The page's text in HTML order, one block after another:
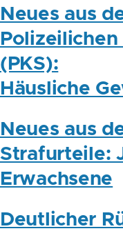
Neues aus
(PKS):
Häusliche
Neues aus
Strafurteile:
Erwachsene
Deutlicher